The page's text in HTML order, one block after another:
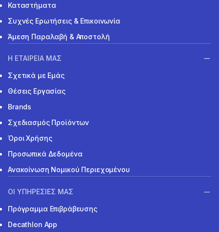
Καταστήματα
Συχνές Ερωτήσεις & Επικοινωνία
Άμεση Παραλαβή & Αποστολή
Η ΕΤΑΙΡΕΙΑ ΜΑΣ
Σχετικά με Εμάς
Θέσεις Εργασίας
Brands
Σχεδιασμός Προϊόντων
Όροι Χρήσης
Προσωπικά Δεδομένα
Ανακοίνωση Νομικού Περιεχομένου
ΟΙ ΥΠΗΡΕΣΙΕΣ ΜΑΣ
Πρόγραμμα Επιβράβευσης
Decathlon App